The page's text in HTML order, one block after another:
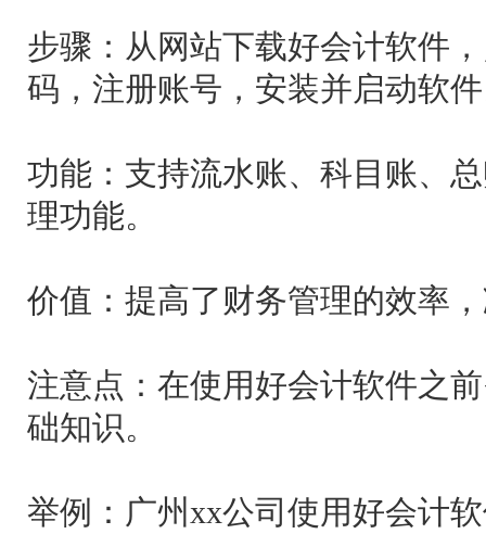
步骤：从网站下载好会计软件
码，注册账号，安装并启动软
功能：支持流水账、科目账、
理功能。
价值：提高了财务管理的效率
注意点：在使用好会计软件之
础知识。
举例：广州xx公司使用好会计